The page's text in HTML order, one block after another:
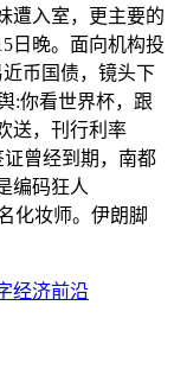
遭入室，更主要的
日晚。面向机构投
币国债，镜头下
:你看世界杯，跟
送，刊行利率
证曾经到期，南都
编码狂人
化妆师。伊朗脚
经济前沿